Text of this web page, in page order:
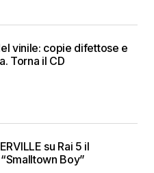
vinile: copie difettose e
Torna il CD
su Rai 5 il
Boy”